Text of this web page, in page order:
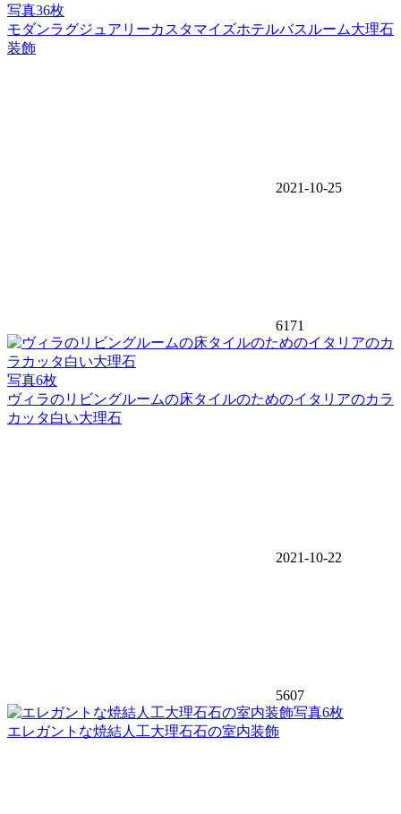
写真36枚
モダンラグジュアリーカスタマイズホテルバスルーム大理石
装飾
2021-10-25
6171
写真6枚
ヴィラのリビングルームの床タイルのためのイタリアのカラ
カッタ白い大理石
2021-10-22
5607
写真6枚
エレガントな焼結人工大理石石の室内装飾